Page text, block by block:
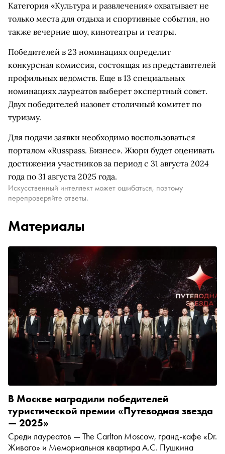
Категория «Культура и развлечения» охватывает не
только места для отдыха и спортивные события, но
также вечерние шоу, кинотеатры и театры.
Победителей в 23 номинациях определит
конкурсная комиссия, состоящая из представителей
профильных ведомств. Еще в 13 специальных
номинациях лауреатов выберет экспертный совет.
Двух победителей назовет столичный комитет по
туризму.
Для подачи заявки необходимо воспользоваться
порталом «Russpass. Бизнес». Жюри будет оценивать
достижения участников за период с 31 августа 2024
года по 31 августа 2025 года.
Искусственный интеллект может ошибаться, поэтому
перепроверяйте ответы.
Материалы
В Москве наградили победителей
туристической премии «Путеводная звезда
— 2025»
Среди лауреатов — The Carlton Moscow, гранд-кафе «Dr.
Живаго» и Мемориальная квартира А.С. Пушкина